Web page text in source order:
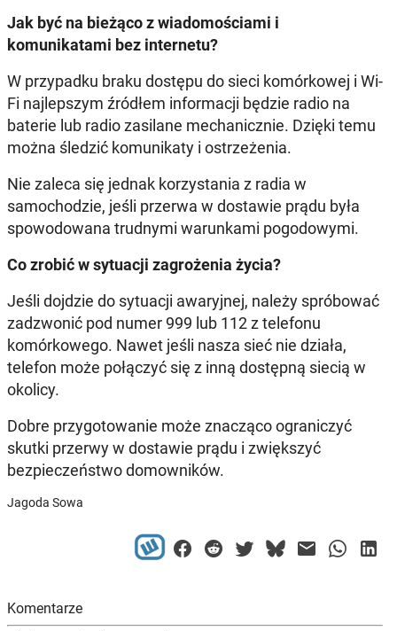
Jak być na bieżąco z wiadomościami i
komunikatami bez internetu?
W przypadku braku dostępu do sieci komórkowej i Wi-
Fi najlepszym źródłem informacji będzie radio na
baterie lub radio zasilane mechanicznie. Dzięki temu
można śledzić komunikaty i ostrzeżenia.
Nie zaleca się jednak korzystania z radia w
samochodzie, jeśli przerwa w dostawie prądu była
spowodowana trudnymi warunkami pogodowymi.
Co zrobić w sytuacji zagrożenia życia?
Jeśli dojdzie do sytuacji awaryjnej, należy spróbować
zadzwonić pod numer 999 lub 112 z telefonu
komórkowego. Nawet jeśli nasza sieć nie działa,
telefon może połączyć się z inną dostępną siecią w
okolicy.
Dobre przygotowanie może znacząco ograniczyć
skutki przerwy w dostawie prądu i zwiększyć
bezpieczeństwo domowników.
Jagoda Sowa
Komentarze